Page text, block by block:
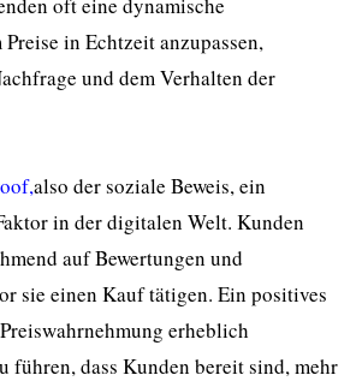
in Echtzeit anzupassen,
und dem Verhalten der
also der soziale Beweis, ein
in der digitalen Welt. Kunden
auf Bewertungen und
sie einen Kauf tätigen. Ein positives
erheblich
führen, dass Kunden bereit sind, mehr